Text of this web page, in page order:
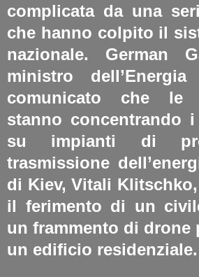
complicata da una
che hanno colpito il
nazionale. German
ministro
comunicato che le
stanno concentrando
su impianti di
trasmissione
di Kiev, Vitali
il ferimento di un
un frammento di drone
un edificio residenziale.